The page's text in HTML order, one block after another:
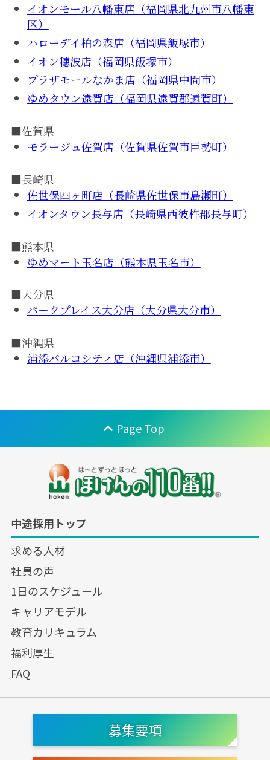
イオンモール八幡東店（福岡県北九州市八幡東
区）
ハローデイ柏の森店（福岡県飯塚市）
イオン穂波店（福岡県飯塚市）
プラザモールなかま店（福岡県中間市）
ゆめタウン遠賀店（福岡県遠賀郡遠賀町）
■佐賀県
モラージュ佐賀店（佐賀県佐賀市巨勢町）
■長崎県
佐世保四ヶ町店（長崎県佐世保市島瀬町）
イオンタウン長与店（長崎県西彼杵郡長与町）
■熊本県
ゆめマート玉名店（熊本県玉名市）
■大分県
パークプレイス大分店（大分県大分市）
■沖縄県
浦添パルコシティ店（沖縄県浦添市）
Page Top
中途採用トップ
求める人材
社員の声
1日のスケジュール
キャリアモデル
教育カリキュラム
福利厚生
FAQ
募集要項